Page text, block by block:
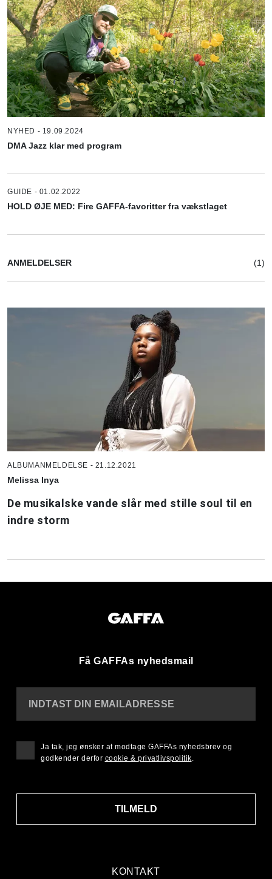
NYHED - 19.09.2024
DMA Jazz klar med program
GUIDE - 01.02.2022
HOLD ØJE MED: Fire GAFFA-favoritter fra vækstlaget
ANMELDELSER (1)
ALBUMANMELDELSE - 21.12.2021
Melissa Inya
De musikalske vande slår med stille soul til en
indre storm
Få GAFFAs nyhedsmail
KONTAKT
INDTAST DIN EMAILADRESSE
TILMELD
Ja tak, jeg ønsker at modtage GAFFAs nyhedsbrev og
godkender derfor cookie & privatlivspolitik.